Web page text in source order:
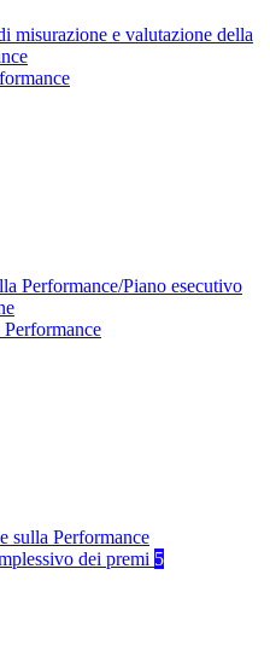
misurazione e valutazione della
Performance/Piano esecutivo
sulla Performance
dei premi 5